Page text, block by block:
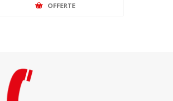
OFFERTE